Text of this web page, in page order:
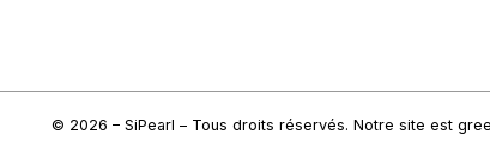
© 2026 – SiPearl – Tous droits réservés. Notre site est